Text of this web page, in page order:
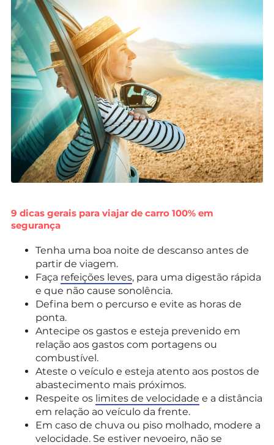
9 dicas gerais para viajar de carro 100% em
segurança
Tenha uma boa noite de descanso antes de
partir de viagem.
Faça refeições leves, para uma digestão rápida
e que não cause sonolência.
Defina bem o percurso e evite as horas de
ponta.
Antecipe os gastos e esteja prevenido em
relação aos gastos com portagens ou
combustível.
Ateste o veículo e esteja atento aos postos de
abastecimento mais próximos.
Respeite os limites de velocidade e a distância
em relação ao veículo da frente.
Em caso de chuva ou piso molhado, modere a
velocidade. Se estiver nevoeiro, não se